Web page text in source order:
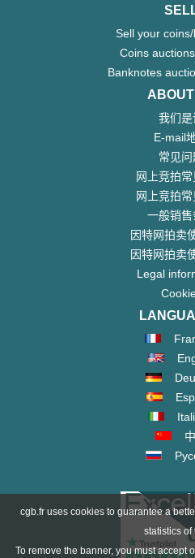
Sell your
Coins
Banknotes
我们是
E-mail
常见问
网上竞拍
网上竞拍
一般销售
因特网拍卖
因特网拍卖
Legal
cgb.fr uses cookies to guarantee a
statistics of
To remove the banner, you must accept